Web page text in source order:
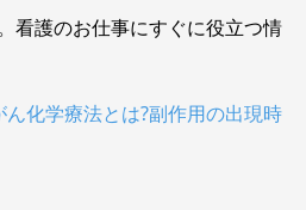
看護のお仕事にすぐに役立つ情
ん化学療法とは?副作用の出現時